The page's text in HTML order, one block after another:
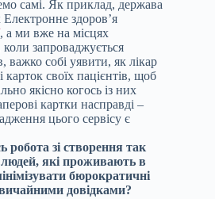
самі. Як приклад, держава
Електронне здоров’я
, а ми вже на місцях
запроваджується
важко собі уявити, як лікар
карток своїх пацієнтів, щоб
якісно когось із них
картки насправді –
цього сервісу є
робота зі створення так
людей, які проживають в
бюрократичні
довідками?